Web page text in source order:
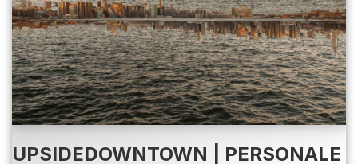
UPSIDEDOWNTOWN | PERSONALE